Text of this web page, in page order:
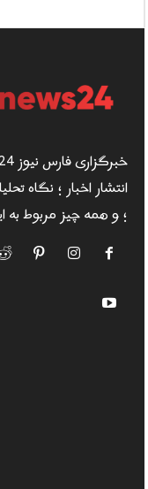
انتشار اخبار ؛ نگاه
؛ و همه چیز مربوط به